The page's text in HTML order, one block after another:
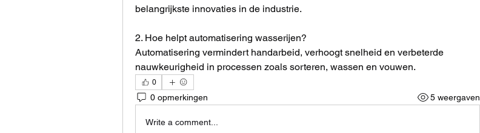
belangrijkste innovaties in de industrie.
2. Hoe helpt automatisering wasserijen?
Automatisering vermindert handarbeid, verhoogt snelheid en verbeterde
nauwkeurigheid in processen zoals sorteren, wassen en vouwen.
0
0 opmerkingen 5 weergaven
Write a comment...